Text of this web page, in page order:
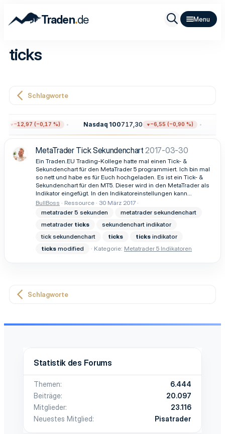
Traden.de
ticks
Schlagworte
−12,97 (−0,17 %) Nasdaq 100717,30 −6,55 (−0,90 %)
MetaTrader Tick Sekundenchart 2017-03-30
Ein Traden.EU Trading-Kollege hatte mal einen Tick- &
Sekundenchart für den MetaTrader 5 programmiert. Ich bin mal
so nett und habe es für Euch hochgeladen. Es ist ein Tick- &
Sekundenchart für den MT5. Dieser wird in den MetaTrader als
Indikator eingefügt. In den Indikatoreinstellungen kann...
BullBoss
Ressource
30 März 2017
metatrader 5 sekunden
metatrader sekundenchart
metatrader ticks
sekundenchart indikator
tick sekundenchart
ticks ticks indikator
ticks modified Kategorie: Metatrader 5 Indikatoren
Schlagworte
Statistik des Forums
Themen
6.444
Beiträge
20.097
Mitglieder
23.116
Neuestes Mitglied
Pisatrader